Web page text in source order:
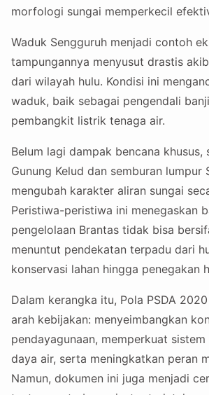
morfologi sungai memperkecil
Waduk Sengguruh menjadi contoh
tampungannya menyusut drastis
dari wilayah hulu. Kondisi ini
waduk, baik sebagai pengendali
pembangkit listrik tenaga air.
Belum lagi dampak bencana khusus,
Gunung Kelud dan semburan lumpur
mengubah karakter aliran sungai
Peristiwa-peristiwa ini menegaskan
pengelolaan Brantas tidak bisa
menuntut pendekatan terpadu dari
konservasi lahan hingga penegakan
Dalam kerangka itu, Pola PSDA
arah kebijakan: menyeimbangkan
pendayagunaan, memperkuat
daya air, serta meningkatkan peran
Namun, dokumen ini juga menjadi